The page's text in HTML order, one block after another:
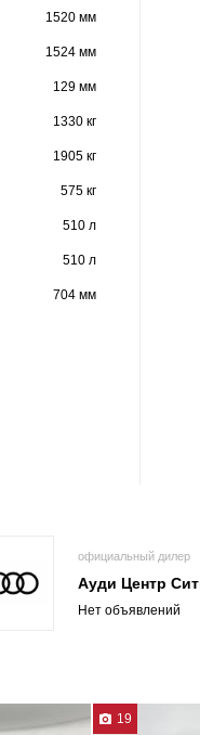
1520 мм
1524 мм
129 мм
1330 кг
1905 кг
575 кг
510 л
510 л
704 мм
официальный дилер
Ауди Центр
Нет объявлений
19